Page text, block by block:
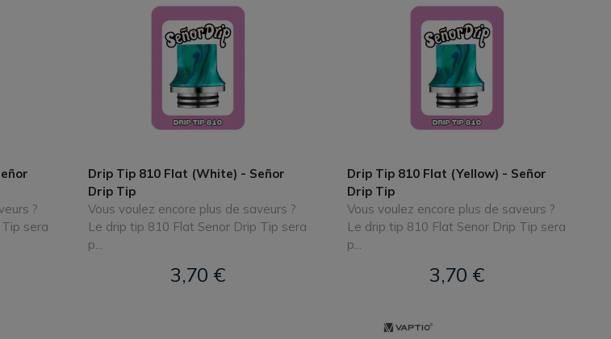
?
sera
Drip Tip 810 Flat (White) - Señor
Drip Tip
Vous voulez encore plus de saveurs ?
Le drip tip 810 Flat Senor Drip Tip sera
p...
3,70 €
Drip Tip 810 Flat (Yellow) - Señor
Drip Tip
Vous voulez encore plus de saveurs ?
Le drip tip 810 Flat Senor Drip Tip sera
p...
3,70 €